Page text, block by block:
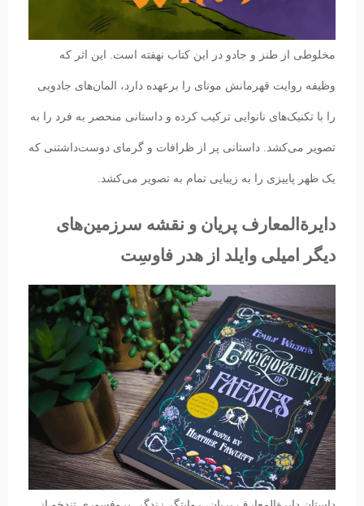
مخلوطی از طنز و جادو در این کتاب نهفته است. این اثر که
وظیفه روایت قهرمانش مونای را برعهده دارد، المان‌های جادویی
را با تکنیک‌های نانوایی ترکیب کرده و داستانی منحصر به فرد را به
تصویر می‌کشد. داستانی پر از ظرافات و گرمای دوست‌داشتنی که
یک ظهر پاییزی را به زیبایی تمام به تصویر می‌کشد.
دایرة‌المعارف پریان و نقشه سرزمین‌های
دیگر امیلی وایلد از هدر فاوسِت